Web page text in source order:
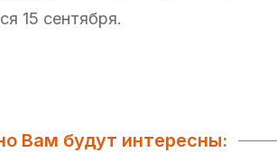
15 сентября.
Вам будут интересны: